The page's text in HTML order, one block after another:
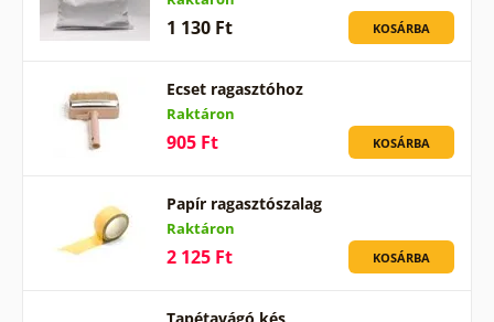
1 130 Ft KOSÁRBA
Ecset ragasztóhoz
Raktáron
905 Ft KOSÁRBA
Papír ragasztószalag
Raktáron
2 125 Ft KOSÁRBA